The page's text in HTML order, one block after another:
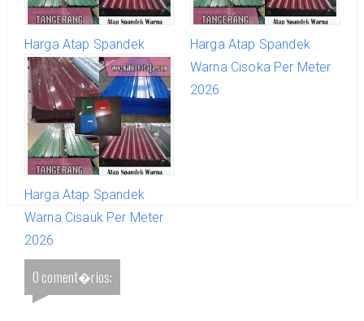
Harga Atap Spandek
Warna Jambe Per Meter
2026
Harga Atap Spandek
Warna Cisoka Per Meter
2026
Harga Atap Spandek
Warna Cisauk Per Meter
2026
0 coment�rios: